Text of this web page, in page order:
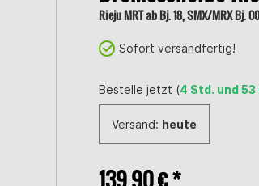
Rieju MRT ab Bj. 18, SMX/MRX Bj.
Sofort versandfertig!
Bestelle jetzt (4 Std. und 53
Versand: heute